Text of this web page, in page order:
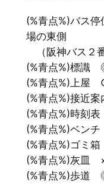
(%青点%)バス
場の東側
（阪神バス２
(%青点%)標識
(%青点%)上屋
(%青点%)接近
(%青点%)時刻
(%青点%)ベン
(%青点%)ゴミ
(%青点%)灰皿
(%青点%)歩道